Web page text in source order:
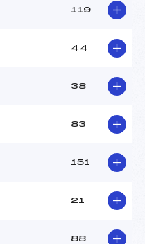
119
44
38
83
151
21
88